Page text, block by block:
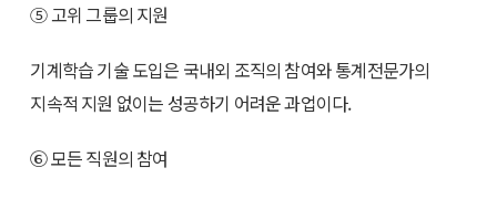
⑤ 고위 그룹의 지원
기계학습 기술 도입은 국내외 조직의 참여와 통계전문가의
지속적 지원 없이는 성공하기 어려운 과업이다.
⑥ 모든 직원의 참여